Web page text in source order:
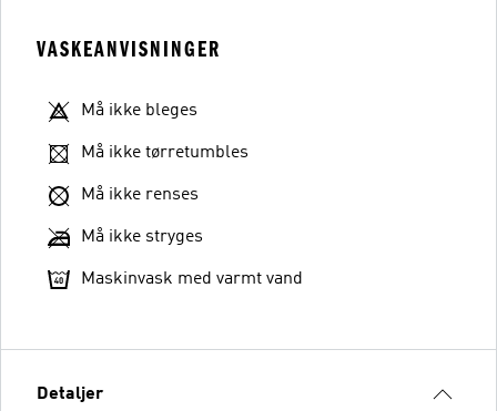
VASKEANVISNINGER
Må ikke bleges
Må ikke tørretumbles
Må ikke renses
Må ikke stryges
Maskinvask med varmt vand
Detaljer